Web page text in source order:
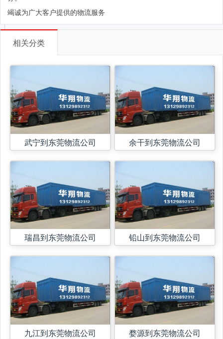
竭诚为广大客户提供的物流服务
相关分类
武宁到东莞物流公司
瑞昌到东莞物流公司
九江到东莞物流公司
余干到东莞物流公司
铅山到东莞物流公司
婺源到东莞物流公司